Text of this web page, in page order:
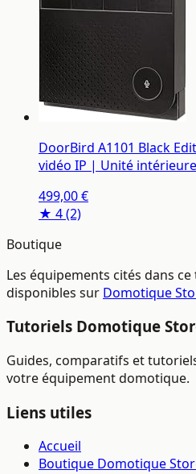
DoorBird A1101 Black
vidéo IP | Unité
499,00 €
★ 4(2)
Boutique
Les équipements cités dans
disponibles sur Domotique
Tutoriels Domotique
Guides, comparatifs et
votre équipement domotique.
Liens utiles
Accueil
Boutique Domotique